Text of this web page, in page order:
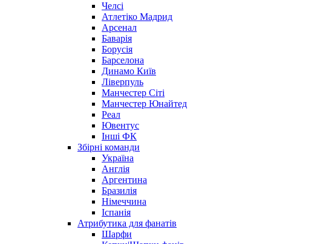
Челсі
Атлетіко Мадрид
Арсенал
Баварія
Борусія
Барселона
Динамо Київ
Ліверпуль
Манчестер Сіті
Манчестер Юнайтед
Реал
Ювентус
Інші ФК
Збірні команди
Україна
Англія
Аргентина
Бразилія
Німеччина
Іспанія
Атрибутика для фанатів
Шарфи